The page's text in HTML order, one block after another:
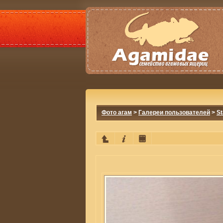
Фото агам > Галереи пользователей >